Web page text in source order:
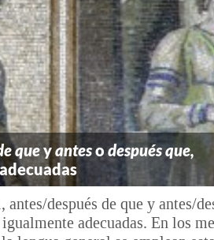
queyantesodespués que,
después de que y antes/
adecuadas. En los